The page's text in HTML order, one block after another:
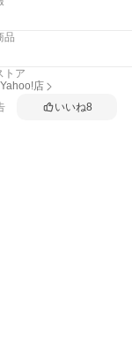
品
トア
店
いいね8